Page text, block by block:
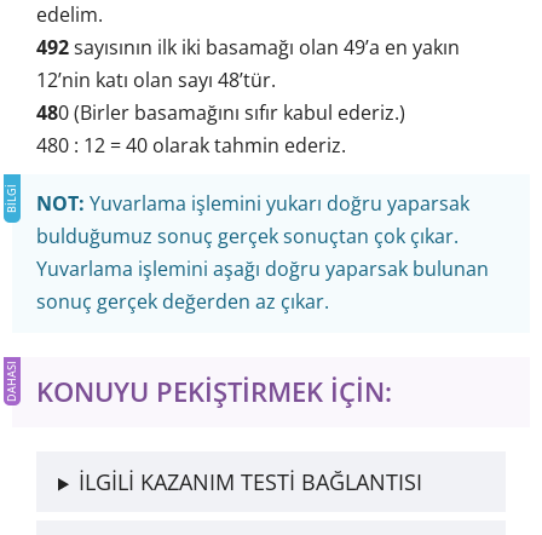
edelim.
492sayısının ilk iki basamağı olan 49’a en yakın
12’nin katı olan sayı 48’tür.
480 (Birler basamağını sıfır kabul ederiz.)
480 : 12 = 40 olarak tahmin ederiz.
NOT: Yuvarlama işlemini yukarı doğru yaparsak
bulduğumuz sonuç gerçek sonuçtan çok çıkar.
Yuvarlama işlemini aşağı doğru yaparsak bulunan
sonuç gerçek değerden az çıkar.
KONUYU PEKİŞTİRMEK İÇİN:
İLGİLİ KAZANIM TESTİ BAĞLANTISI